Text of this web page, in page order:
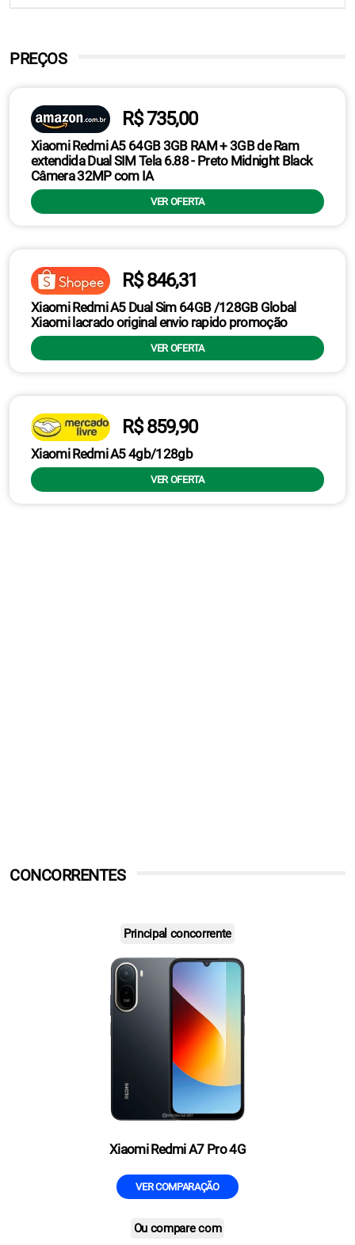
PREÇOS
R$ 735,00
Xiaomi Redmi A5 64GB 3GB RAM + 3GB de Ram
extendida Dual SIM Tela 6.88 - Preto Midnight Black
Câmera 32MP com IA
VER OFERTA
R$ 846,31
Xiaomi Redmi A5 Dual Sim 64GB /128GB Global
Xiaomi lacrado original envio rapido promoção
VER OFERTA
R$ 859,90
Xiaomi Redmi A5 4gb/128gb
VER OFERTA
CONCORRENTES
Principal concorrente
Xiaomi Redmi A7 Pro 4G
VER COMPARAÇÃO
Ou compare com